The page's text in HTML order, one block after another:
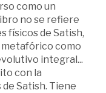
como un
no se refiere
físicos de Satish,
metafórico como
integral...
con la
Satish. Tiene